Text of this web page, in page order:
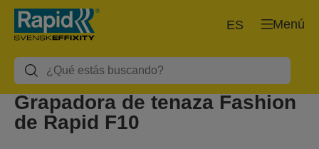
Menú
ES
Grapadora de tenaza Fashion
de Rapid F10